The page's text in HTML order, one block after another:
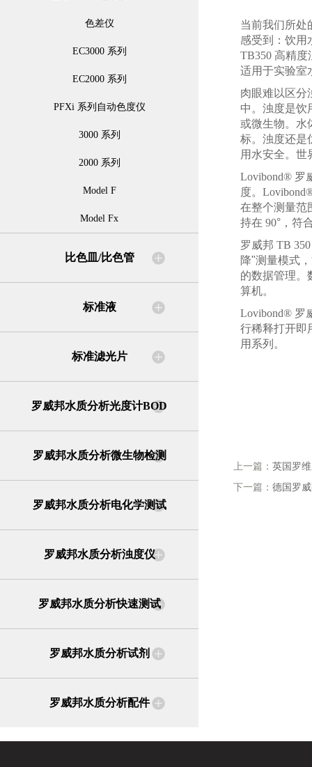
色差仪
EC3000 系列
EC2000 系列
PFXi 系列自动色度仪
3000 系列
2000 系列
Model F
Model Fx
比色皿/比色管
标准液
标准滤光片
罗威邦水质分析光度计BOD
罗威邦水质分析微生物检测
罗威邦水质分析电化学测试
罗威邦水质分析浊度仪
罗威邦水质分析快速测试
罗威邦水质分析试剂
罗威邦水质分析配件
当前我们所处
感受到：饮用
TB350 高精度
适用于实验室
肉眼难以区分
中。浊度是饮
或微生物。水
标。浊度还是
用水安全。世
Lovibond® 罗
度。
在整个测量范
持在 90°，符
罗威邦 TB
降"测量模式
的数据管理。
算机。
Lovibond® 罗
行稀释打开即
用系列。
上一篇： 英国罗
下一篇： 德国罗